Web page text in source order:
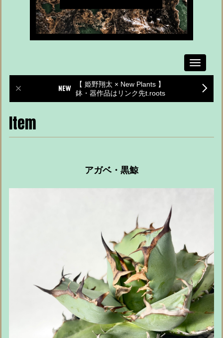
Toggle
【 姫野翔太 × New Plants 】
鉢・器作品はリンク先t.roots
Item
アガベ・黒鯨